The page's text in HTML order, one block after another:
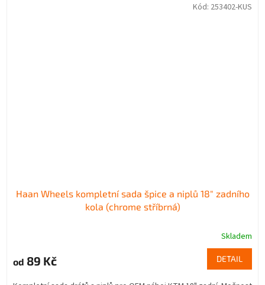
Haan Wheels kompletní sada špice a niplů 18" zadního
kola (chrome stříbrná)
Skladem
od 89 Kč DETAIL
Kód: 253402-KUS